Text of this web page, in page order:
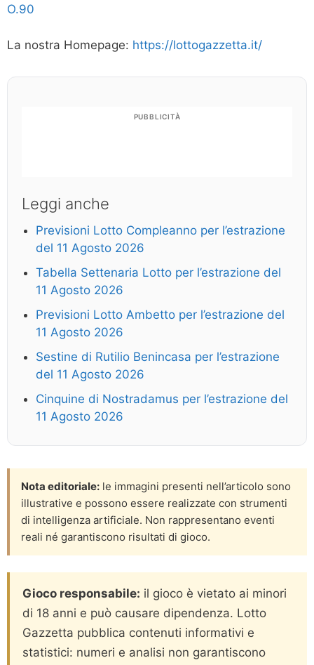
O.90
La nostra Homepage: https://lottogazzetta.it/
PUBBLICITÀ
Leggi anche
Previsioni Lotto Compleanno per l’estrazione
del 11 Agosto 2026
Tabella Settenaria Lotto per l’estrazione del
11 Agosto 2026
Previsioni Lotto Ambetto per l’estrazione del
11 Agosto 2026
Sestine di Rutilio Benincasa per l’estrazione
del 11 Agosto 2026
Cinquine di Nostradamus per l’estrazione del
11 Agosto 2026
Nota editoriale: le immagini presenti nell’articolo sono
illustrative e possono essere realizzate con strumenti
di intelligenza artificiale. Non rappresentano eventi
reali né garantiscono risultati di gioco.
Gioco responsabile: il gioco è vietato ai minori
di 18 anni e può causare dipendenza. Lotto
Gazzetta pubblica contenuti informativi e
statistici: numeri e analisi non garantiscono